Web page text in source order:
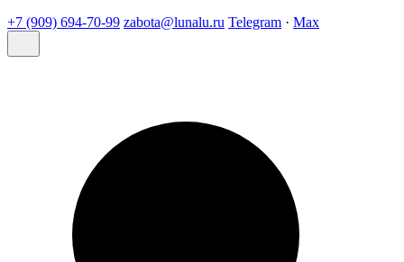
+7 (909) 694-70-99 zabota@lunalu.ru Telegram · Max